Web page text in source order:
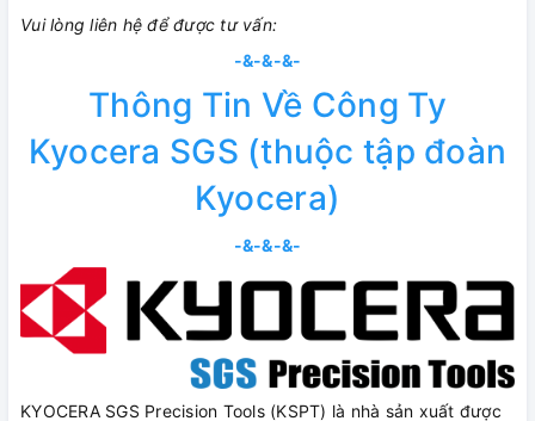
Vui lòng liên hệ để được tư vấn:
-&-&-&-
Thông Tin Về Công Ty
Kyocera SGS (thuộc tập đoàn
Kyocera)
-&-&-&-
KYOCERA SGS Precision Tools (KSPT) là nhà sản xuất được